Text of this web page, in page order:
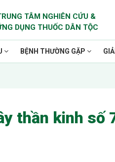
TÂM NGHIÊN CỨU &
DỤNG THUỐC DÂN TỘC
BỆNH THƯỜNG GẶP
thần kinh số